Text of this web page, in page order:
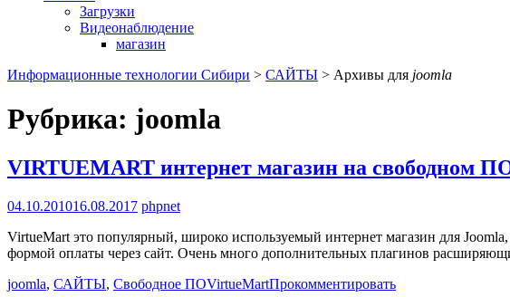
Загрузки
Видеонаблюдение
магазин
Информационные технологии Сибири > САЙТЫ > Архивы для joomla
Рубрика: joomla
VIRTUEMART интернет магазин на свободном
04.10.201016.08.2017 phpnet
VirtueMart это популярный, широко используемый интернет магазин для
формой оплаты через сайт. Очень много дополнительных плагинов
joomla, САЙТЫ, Свободное ПОVirtueMartПрокомментировать